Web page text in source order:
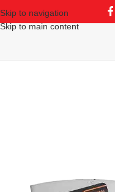
Skip to navigation
Skip to main content